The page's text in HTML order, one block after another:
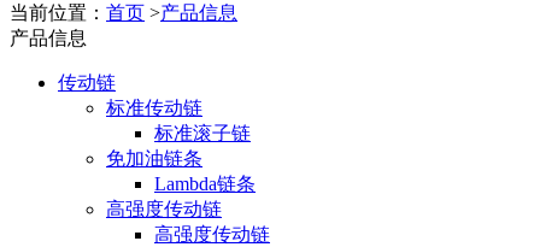
当前位置： 首页 >产品信息
产品信息
传动链
标准传动链
标准滚子链
免加油链条
Lambda链条
高强度传动链
高强度传动链